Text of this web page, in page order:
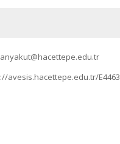
avesis.hacettepe.edu.tr/E4463